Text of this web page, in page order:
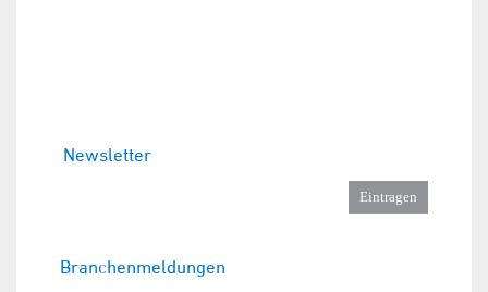
Newsletter
Branchenmeldungen